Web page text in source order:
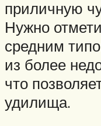
приличную
Нужно
средним
из более
что
удилища.